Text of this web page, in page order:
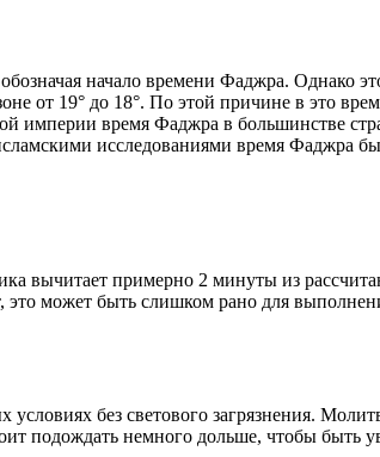
начало времени Фаджра. Однако
от 19° до 18°. По этой причине в это
империи время Фаджра в большинстве
исследованиями время Фаджра
вычитает примерно 2 минуты из
это может быть слишком рано для
без светового загрязнения.
подождать немного дольше, чтобы быть